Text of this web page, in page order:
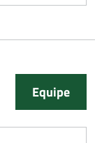
Equipe